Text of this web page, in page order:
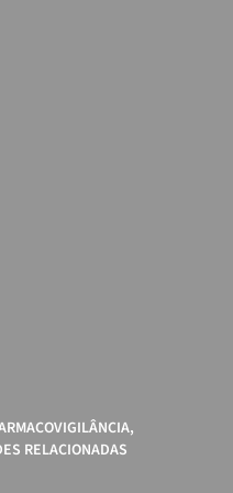
RELACIONADAS